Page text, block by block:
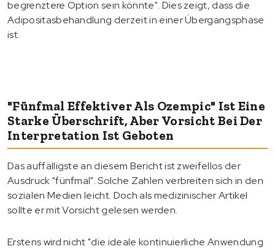
begrenztere Option sein könnte". Dies zeigt, dass die
Adipositasbehandlung derzeit in einer Übergangsphase
ist.
"Fünfmal Effektiver Als Ozempic" Ist Eine
Starke Überschrift, Aber Vorsicht Bei Der
Interpretation Ist Geboten
Das auffälligste an diesem Bericht ist zweifellos der
Ausdruck "fünfmal". Solche Zahlen verbreiten sich in den
sozialen Medien leicht. Doch als medizinischer Artikel
sollte er mit Vorsicht gelesen werden.
Erstens wird nicht "die ideale kontinuierliche Anwendung